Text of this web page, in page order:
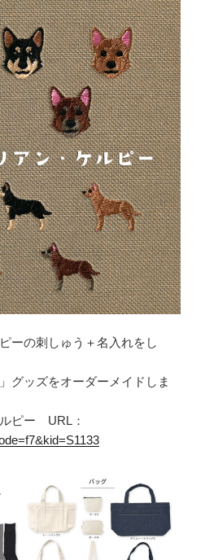
ーの刺しゅう＋名入れをし
グッズをオーダーメイドしま
ピー URL：